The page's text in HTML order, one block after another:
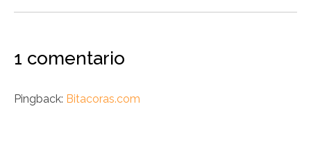
1 comentario
Pingback: Bitacoras.com